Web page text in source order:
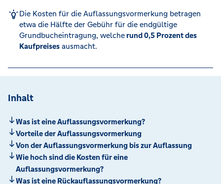
Die Kosten für die Auflassungsvormerkung betragen
etwa die Hälfte der Gebühr für die endgültige
Grundbucheintragung, welcherund 0,5 Prozent des
Kaufpreisesausmacht.
Inhalt
Was ist eine Auflassungsvormerkung?
Vorteile der Auflassungsvormerkung
Von der Auflassungsvormerkung bis zur Auflassung
Wie hoch sind die Kosten für eine
Auflassungsvormerkung?
Was ist eine Rückauflassungsvormerkung?